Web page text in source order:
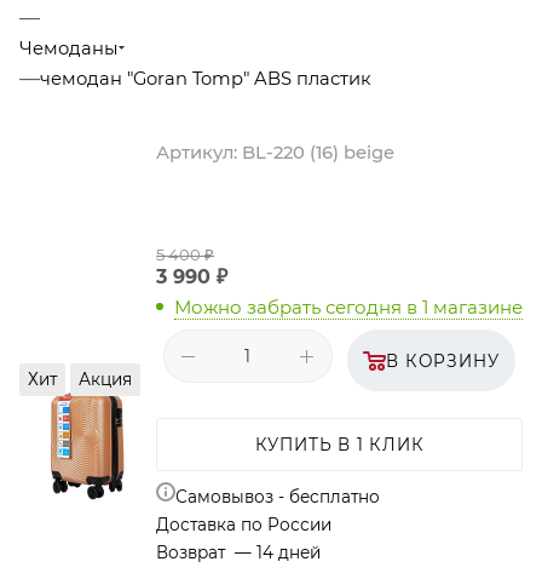
—
Чемоданы
—чемодан "Goran Tomp" ABS пластик
Хит Акция
Артикул: BL-220 (16) beige
5 400₽
3 990 ₽
Можно забрать сегодня в 1 магазине
В КОРЗИНУ
КУПИТЬ В 1 КЛИК
Самовывоз - бесплатно
Доставка по России
Возврат — 14 дней